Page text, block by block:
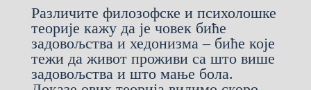
Различите филозофске и психолошке
теорије кажу да је човек биће
задовољства и хедонизма – биће које
тежи да живот проживи са што више
задовољства и што мање бола.